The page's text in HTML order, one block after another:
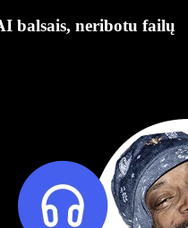
balsais, neribotu failų